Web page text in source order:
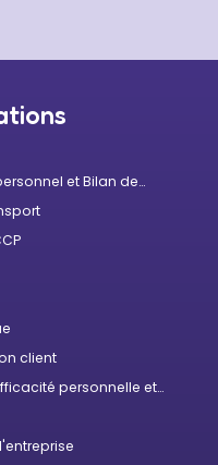
et Bilan de
client
personnelle et